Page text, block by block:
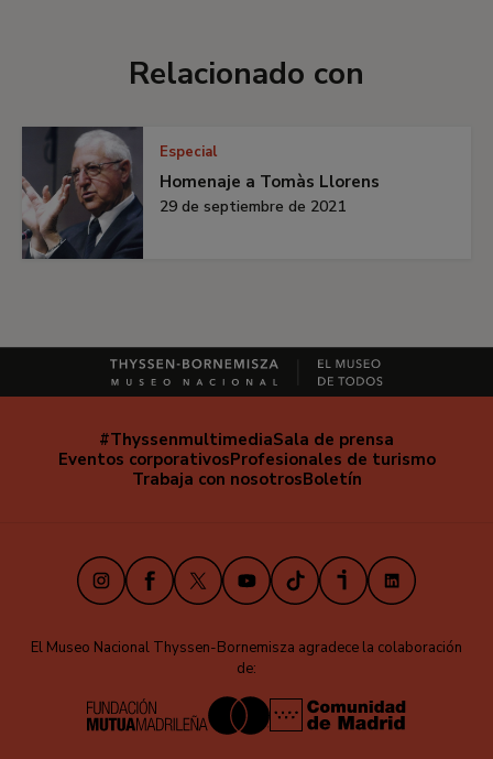
Relacionado con
Especial
Homenaje a Tomàs Llorens
29 de septiembre de 2021
Navegación
secundaria
#ThyssenmultimediaSala de prensa
Eventos corporativosProfesionales de turismo
Trabaja con nosotrosBoletín
InstagramFacebook
X YoutubeTikTokiVooxLinkedIn
El Museo Nacional Thyssen-Bornemisza agradece la colaboración
de: